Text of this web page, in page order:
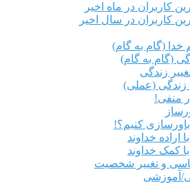
کاربران در ماه اخیر
کاربران در سال اخیر
خدا (گام به گام)
(گام به گام)
زندگی
زندگی (عملی)
منفی!
کنیم؟!
اراده خداوند
کمک خداوند
و تغییر شخصیت
آموزشی